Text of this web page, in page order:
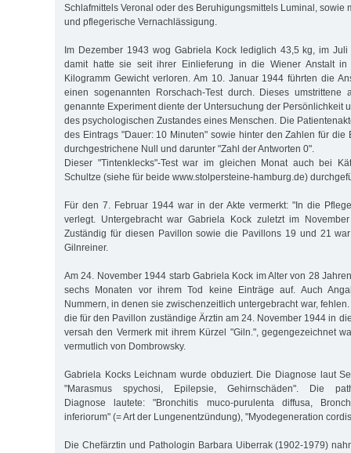
Schlafmittels Veronal oder des Beruhigungsmittels Luminal, sowie
und pflegerische Vernachlässigung.
Im Dezember 1943 wog Gabriela Kock lediglich 43,5 kg, im
damit hatte sie seit ihrer Einlieferung in die Wiener Anstalt in
Kilogramm Gewicht verloren. Am 10. Januar 1944 führten die
einen sogenannten Rorschach-Test durch. Dieses umstrittene
genannte Experiment diente der Untersuchung der Persönlichkeit
des psychologischen Zustandes eines Menschen. Die
des Eintrags "Dauer: 10 Minuten" sowie hinter den Zahlen für die
durchgestrichene Null und darunter "Zahl der Antworten 0".
Dieser "Tintenklecks"-Test war im gleichen Monat auch bei
Schultze (siehe für beide www.stolpersteine-hamburg.de)
Für den 7. Februar 1944 war in der Akte vermerkt: "In die
verlegt. Untergebracht war Gabriela Kock zuletzt im
Zuständig für diesen Pavillon sowie die Pavillons 19 und 21
Gilnreiner.
Am 24. November 1944 starb Gabriela Kock im Alter von 28
sechs Monaten vor ihrem Tod keine Einträge auf. Auch
Nummern, in denen sie zwischenzeitlich untergebracht war,
die für den Pavillon zuständige Ärztin am 24. November 1944 in
versah den Vermerk mit ihrem Kürzel "Giln.", gegengezeichnet
vermutlich von Dombrowsky.
Gabriela Kocks Leichnam wurde obduziert. Die Diagnose laut
"Marasmus spychosi, Epilepsie, Gehirnschäden". Die
Diagnose lautete: "Bronchitis muco-purulenta diffusa,
inferiorum" (= Art der Lungenentzündung), "Myodegeneration
Die Chefärztin und Pathologin Barbara Uiberrak (1902-1979)